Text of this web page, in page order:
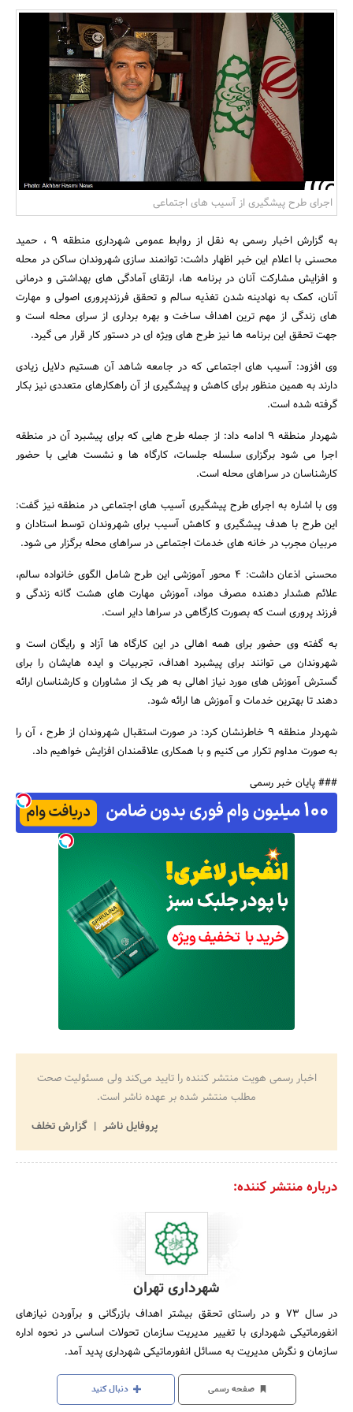
بانک، بیمه و سرمایه
مسکن و ساختمان
اجرای طرح پیشگیری از آسیب های اجتماعی
به گزارش اخبار رسمی به نقل از روابط عمومی شهرداری منطقه 9 ، حمید
محسنی با اعلام این خبر اظهار داشت: توانمند سازی شهروندان ساکن در محله
و افزایش مشارکت آنان در برنامه ها، ارتقای آمادگی های بهداشتی و درمانی
آنان، کمک به نهادینه شدن تغذیه سالم و تحقق فرزندپروری اصولی و مهارت
های زندگی از مهم ترین اهداف ساخت و بهره برداری از سرای محله است و
جهت تحقق این برنامه ها نیز طرح های ویژه ای در دستور کار قرار می گیرد.
وی افزود: آسیب های اجتماعی که در جامعه شاهد آن هستیم دلایل زیادی
دارند به همین منظور برای کاهش و پیشگیری از آن راهکارهای متعددی نیز بکار
گرفته شده است.
شهردار منطقه 9 ادامه داد: از جمله طرح هایی که برای پیشبرد آن در منطقه
اجرا می شود برگزاری سلسله جلسات، کارگاه ها و نشست هایی با حضور
کارشناسان در سراهای محله است.
وی با اشاره به اجرای طرح پیشگیری آسیب های اجتماعی در منطقه نیز گفت:
این طرح با هدف پیشگیری و کاهش آسیب برای شهروندان توسط استادان و
مربیان مجرب در خانه های خدمات اجتماعی در سراهای محله برگزار می شود.
محسنی اذعان داشت: 4 محور آموزشی این طرح شامل الگوی خانواده سالم،
علائم هشدار دهنده مصرف مواد، آموزش مهارت های هشت گانه زندگی و
فرزند پروری است که بصورت کارگاهی در سراها دایر است.
به گفته وی حضور برای همه اهالی در این کارگاه ها آزاد و رایگان است و
شهروندان می توانند برای پیشبرد اهداف، تجربیات و ایده هایشان را برای
گسترش آموزش های مورد نیاز اهالی به هر یک از مشاوران و کارشناسان ارائه
دهند تا بهترین خدمات و آموزش ها ارائه شود.
شهردار منطقه 9 خاطرنشان کرد: در صورت استقبال شهروندان از طرح ، آن را
به صورت مداوم تکرار می کنیم و با همکاری علاقمندان افزایش خواهیم داد.
### پایان خبر رسمی
اخبار رسمی هویت منتشر کننده را تایید می‌کند ولی مسئولیت صحت
مطلب منتشر شده بر عهده ناشر است.
پروفایل ناشر
گزارش تخلف
درباره منتشر کننده:
شهرداری تهران
در سال‌ 73 و در راستای‌ تحقق‌ بیشتر اهداف‌ بازرگانی‌ و برآوردن‌ نیازهای‌
انفورماتیکی‌ شهرداری‌ با تغییر مدیریت‌ سازمان‌ تحولات‌ اساسی‌ در نحوه‌ اداره‌
سازمان‌ و نگرش‌ مدیریت‌ به‌ مسائل‌ انفورماتیکی‌ شهرداری‌ پدید آمد.
صفحه رسمی دنبال کنید